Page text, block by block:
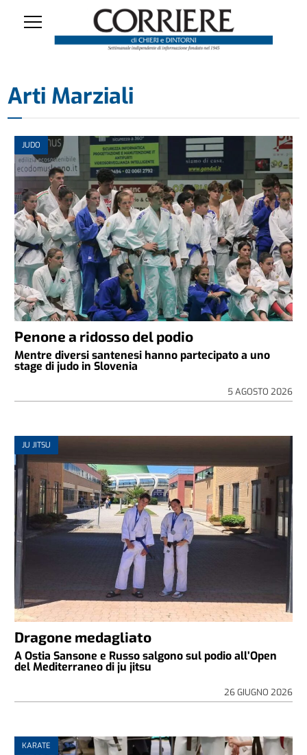
Arti Marziali
JUDO
Penone a ridosso del podio
Mentre diversi santenesi hanno partecipato a uno
stage di judo in Slovenia
5 AGOSTO 2026
JU JITSU
Dragone medagliato
A Ostia Sansone e Russo salgono sul podio all’Open
del Mediterraneo di ju jitsu
26 GIUGNO 2026
KARATE